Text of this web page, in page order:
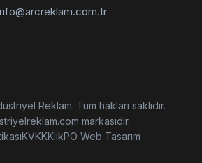
Reklam. Tüm hakları saklıdır.
markasıdır.
KVKKKlikPO Web Tasarım